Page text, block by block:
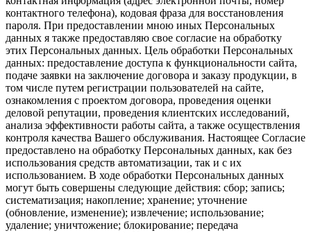
контактного телефона), кодовая фраза для восстановления
пароля. При предоставлении мною иных Персональных
данных я также предоставляю свое согласие на обработку
этих Персональных данных. Цель обработки Персональных
данных: предоставление доступа к функциональности сайта,
подаче заявки на заключение договора и заказу продукции, в
том числе путем регистрации пользователей на сайте,
ознакомления с проектом договора, проведения оценки
деловой репутации, проведения клиентских исследований,
анализа эффективности работы сайта, а также осуществления
контроля качества Вашего обслуживания. Настоящее Согласие
предоставлено на обработку Персональных данных, как без
использования средств автоматизации, так и с их
использованием. В ходе обработки Персональных данных
могут быть совершены следующие действия: сбор; запись;
систематизация; накопление; хранение; уточнение
(обновление, изменение); извлечение; использование;
удаление; уничтожение; блокирование; передача